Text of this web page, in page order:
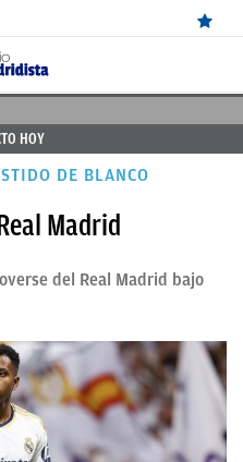
HOY
DE BLANCO
Madrid
del Real Madrid bajo